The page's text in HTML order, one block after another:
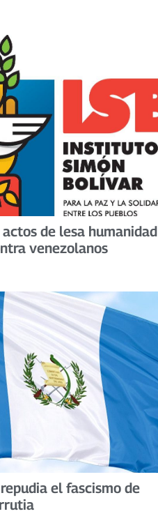
actos de lesa humanidad
venezolanos
el fascismo de